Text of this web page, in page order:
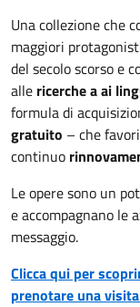
Una collezione che
maggiori
del secolo scorso e
alle ricerche a ai
formula di
gratuito – che
continuo
Le opere sono un
e accompagnano le
messaggio.
Clicca qui per
prenotare una